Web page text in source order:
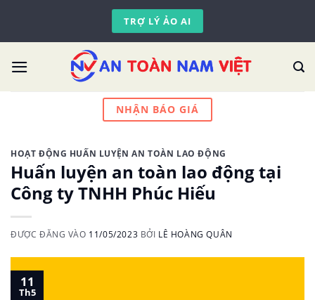
content
TRỢ LÝ ẢO AI
NHẬN BÁO GIÁ
HOẠT ĐỘNG HUẤN LUYỆN AN TOÀN LAO ĐỘNG
Huấn luyện an toàn lao động tại
Công ty TNHH Phúc Hiếu
ĐƯỢC ĐĂNG VÀO 11/05/2023 BỞI LÊ HOÀNG QUÂN
11
Th5